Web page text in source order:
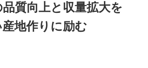
質向上と収量拡大を
地作りに励む